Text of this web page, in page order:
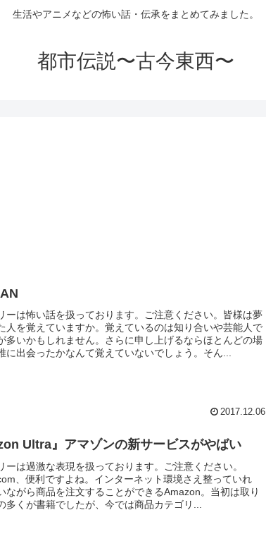
生活やアニメなどの怖い話・伝承をまとめてみました。
都市伝説〜古今東西〜
ーは怖い話を扱っております。ご注意ください。皆様は夢
人を覚えていますか。覚えているのは知り合いや芸能人で
多いかもしれません。さらに申し上げるならほとんどの場
に出会ったかなんて覚えていないでしょう。そん...
2017.12.06
Ultra』アマゾンの新サービスがやばい
ーは過激な表現を扱っております。ご注意ください。
、便利ですよね。インターネット環境さえ整っていれ
ながら商品を注文することができるAmazon。当初は取り
多くが書籍でしたが、今では商品カテゴリ...